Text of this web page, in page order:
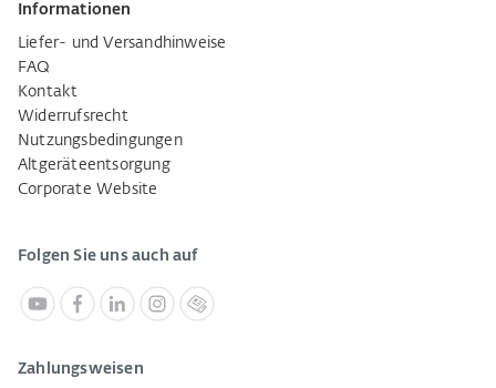
Informationen
Liefer- und Versandhinweise
FAQ
Kontakt
Widerrufsrecht
Nutzungsbedingungen
Altgeräteentsorgung
Corporate Website
Folgen Sie uns auch auf
Zahlungsweisen